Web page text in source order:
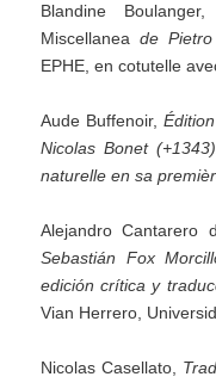
Blandine
Miscellanea de Pietro
EPHE, en cotutelle
Aude Buffenoir,
Nicolas Bonet
naturelle en sa
Alejandro Cantarero
Sebastián Fox
edición crítica y
Vian Herrero,
Nicolas Casellato,